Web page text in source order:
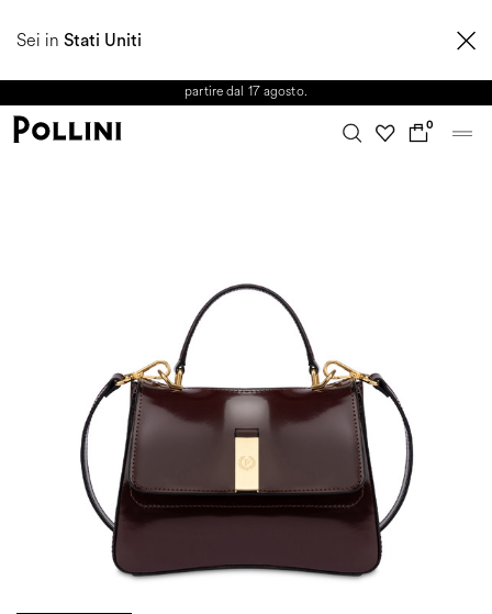
Sei in Stati Uniti
AUTUNNO/INVERNO 2026. Dall'8 al 16 agosto il Servizio Clienti non sarà
partire dal 17 agosto.
0